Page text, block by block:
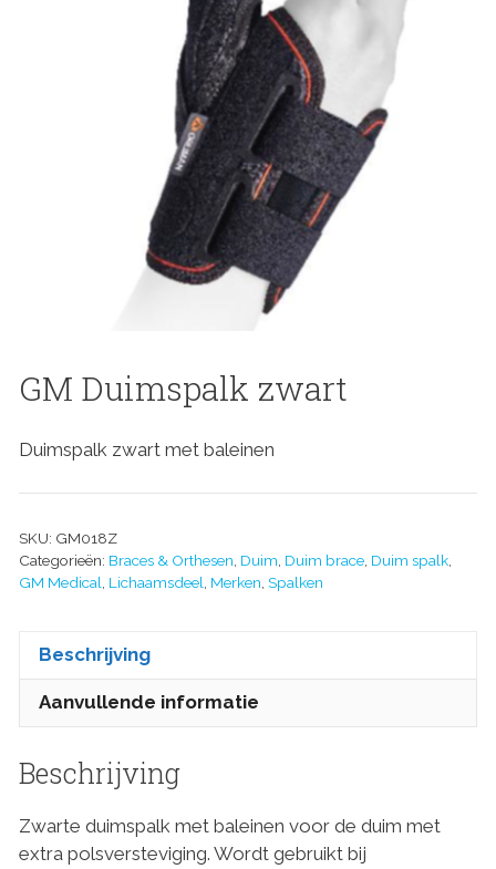
GM Duimspalk zwart
Duimspalk zwart met baleinen
SKU: GM018Z
Categorieën: Braces & Orthesen Duim Duim brace Duim spalk
GM Medical Lichaamsdeel Merken Spalken
Beschrijving
Aanvullende informatie
Beschrijving
Zwarte duimspalk met baleinen voor de duim met
extra polsversteviging. Wordt gebruikt bij